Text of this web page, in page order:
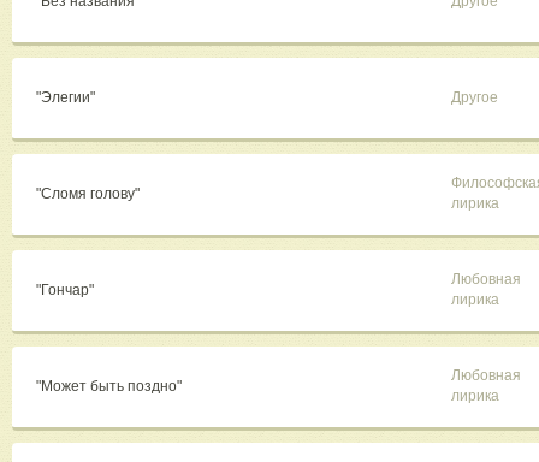
"Элегии" Другое
"Сломя голову"
лирика
"Гончар"
Любовная
лирика
"Может быть поздно"
Любовная
лирика